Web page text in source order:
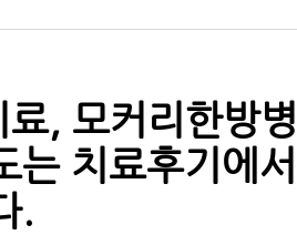
료, 모커리한방
는 치료후기에
.